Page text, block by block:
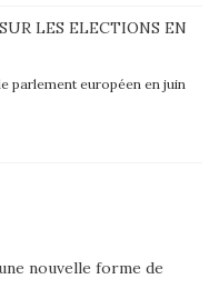
LES ELECTIONS EN
parlement européen en juin
nouvelle forme de